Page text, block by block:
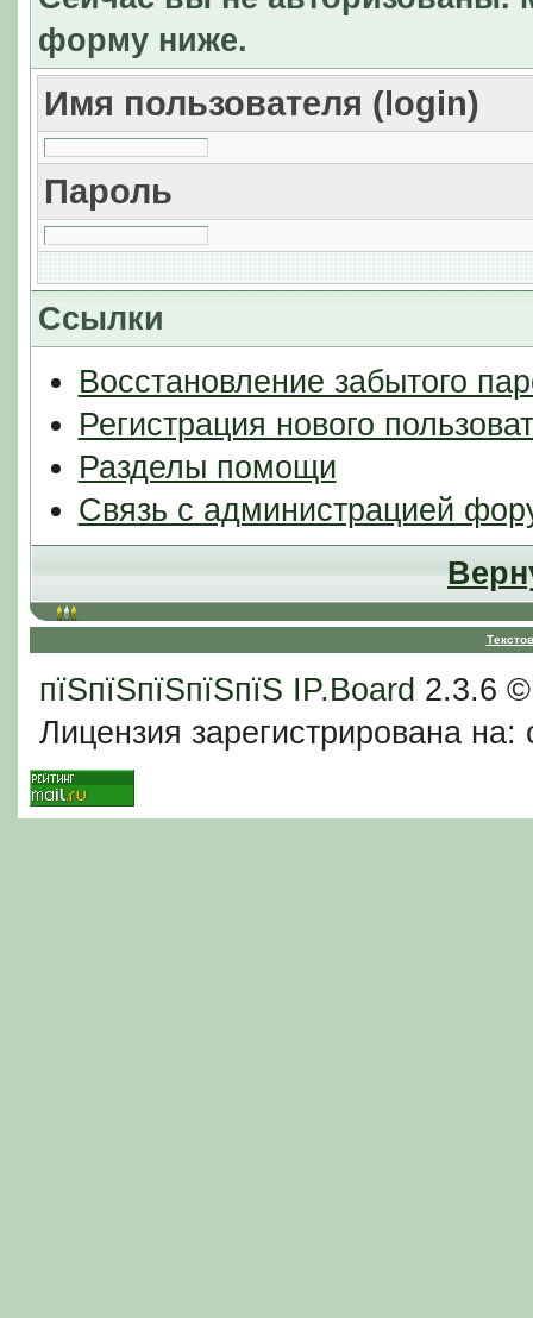
форму ниже.
Имя пользователя (login)
Пароль
Ссылки
Восстановление забытого
Регистрация нового
Разделы помощи
Связь с администрацией
пїЅпїЅпїЅпїЅпїЅ IP.Board 2.3.6
Лицензия зарегистрирована